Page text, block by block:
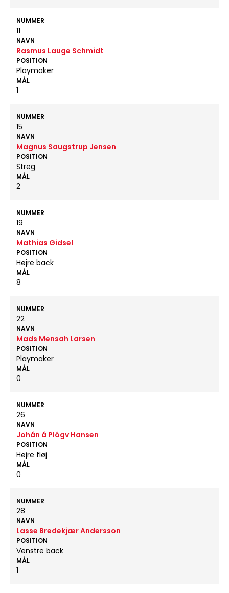
NUMMER
11
NAVN
Rasmus Lauge Schmidt
POSITION
Playmaker
MÅL
1
NUMMER
15
NAVN
Magnus Saugstrup Jensen
POSITION
Streg
MÅL
2
NUMMER
19
NAVN
Mathias Gidsel
POSITION
Højre back
MÅL
8
NUMMER
22
NAVN
Mads Mensah Larsen
POSITION
Playmaker
MÅL
0
NUMMER
26
NAVN
Johán á Plógv Hansen
POSITION
Højre fløj
MÅL
0
NUMMER
28
NAVN
Lasse Bredekjær Andersson
POSITION
Venstre back
MÅL
1